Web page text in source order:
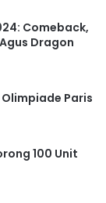
Comeback,
Dragon
Paris
100 Unit